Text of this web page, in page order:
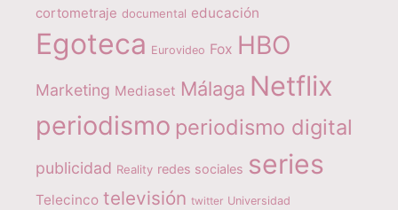
cortometraje documental educación
Egoteca Eurovideo Fox HBO
Marketing Mediaset Málaga Netflix
periodismo periodismo digital
publicidad Reality redes sociales series
Telecinco televisión twitter Universidad